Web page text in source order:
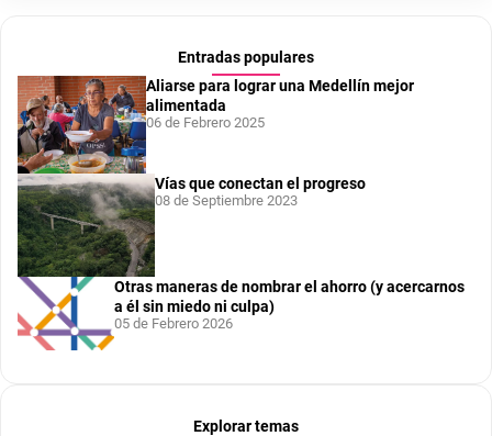
Entradas populares
Aliarse para lograr una Medellín mejor
alimentada
06 de Febrero 2025
Vías que conectan el progreso
08 de Septiembre 2023
Otras maneras de nombrar el ahorro (y acercarnos
a él sin miedo ni culpa)
05 de Febrero 2026
Explorar temas